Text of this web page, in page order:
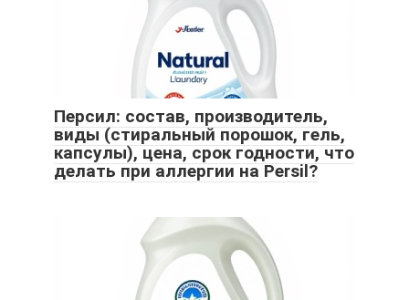
Персил: состав, производитель,
виды (стиральный порошок, гель,
капсулы), цена, срок годности, что
делать при аллергии на Persil?